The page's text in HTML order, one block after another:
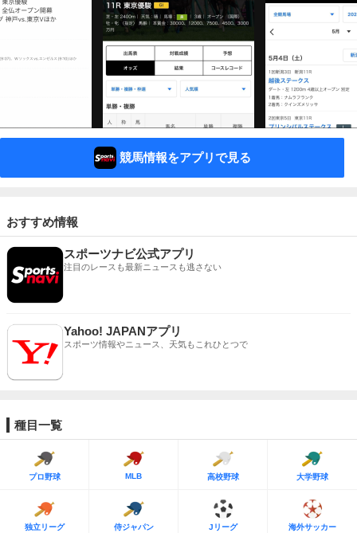
競馬情報をアプリで見る
おすすめ情報
スポーツナビ公式アプリ
注目のレースも最新ニュースも逃さない
Yahoo! JAPANアプリ
スポーツ情報やニュース、天気もこれひとつで
種目一覧
プロ野球 MLB 高校野球 大学野球
独立リーグ 侍ジャパン Jリーグ 海外サッカー